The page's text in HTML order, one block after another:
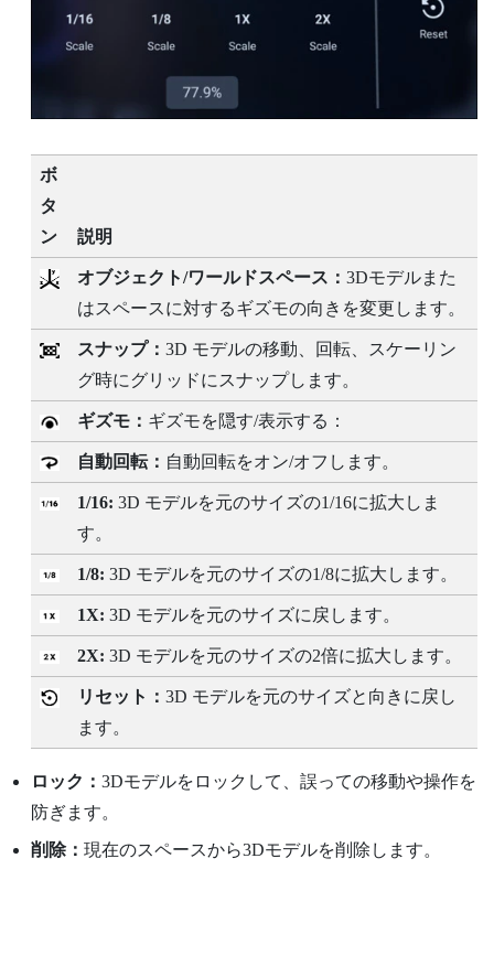
ボ
タ
ン
説明
オブジェクト/ワールドスペース： 3Dモデルまた
はスペースに対するギズモの向きを変更します。
スナップ： 3D モデルの移動、回転、スケーリン
グ時にグリッドにスナップします。
ギズモ： ギズモを隠す/表示する：
自動回転： 自動回転をオン/オフします。
1/16: 3D モデルを元のサイズの1/16に拡大しま
す。
1/8: 3D モデルを元のサイズの1/8に拡大します。
1X: 3D モデルを元のサイズに戻します。
2X: 3D モデルを元のサイズの2倍に拡大します。
リセット： 3D モデルを元のサイズと向きに戻し
ます。
ロック： 3Dモデルをロックして、誤っての移動や操作を
防ぎます。
削除： 現在のスペースから3Dモデルを削除します。